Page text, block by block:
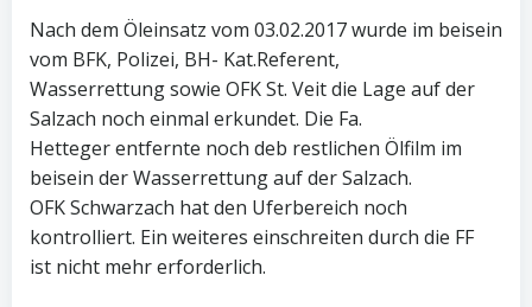
Nach dem Öleinsatz vom 03.02.2017 wurde im beisein
vom BFK, Polizei, BH- Kat.Referent,
Wasserrettung sowie OFK St. Veit die Lage auf der
Salzach noch einmal erkundet. Die Fa.
Hetteger entfernte noch deb restlichen Ölfilm im
beisein der Wasserrettung auf der Salzach.
OFK Schwarzach hat den Uferbereich noch
kontrolliert. Ein weiteres einschreiten durch die FF
ist nicht mehr erforderlich.